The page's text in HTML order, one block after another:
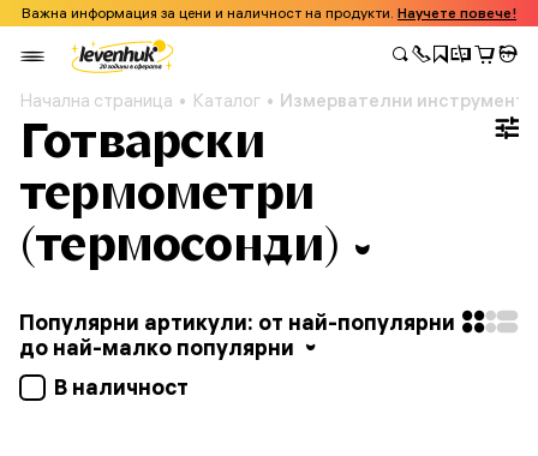
Важна информация за цени и наличност на продукти. Научете повече!
Начална страница Каталог Измервателни инструменти
Готварски
термометри
(термосонди)
Популярни артикули: от най-популярни
до най-малко популярни
В наличност